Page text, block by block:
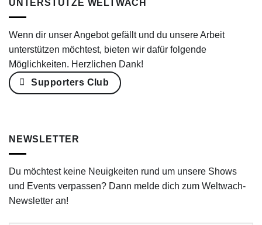
UNTERSTÜTZE WELTWACH
Wenn dir unser Angebot gefällt und du unsere Arbeit
unterstützen möchtest, bieten wir dafür folgende
Möglichkeiten. Herzlichen Dank!
Supporters Club
NEWSLETTER
Du möchtest keine Neuigkeiten rund um unsere Shows
und Events verpassen? Dann melde dich zum Weltwach-
Newsletter an!